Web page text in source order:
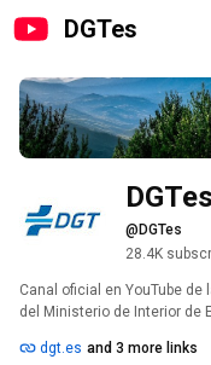
DGTes
DGTes
@DGTes
28.4K
Canal oficial en YouTube
del Ministerio de Interior de
dgt.es and 3 more links